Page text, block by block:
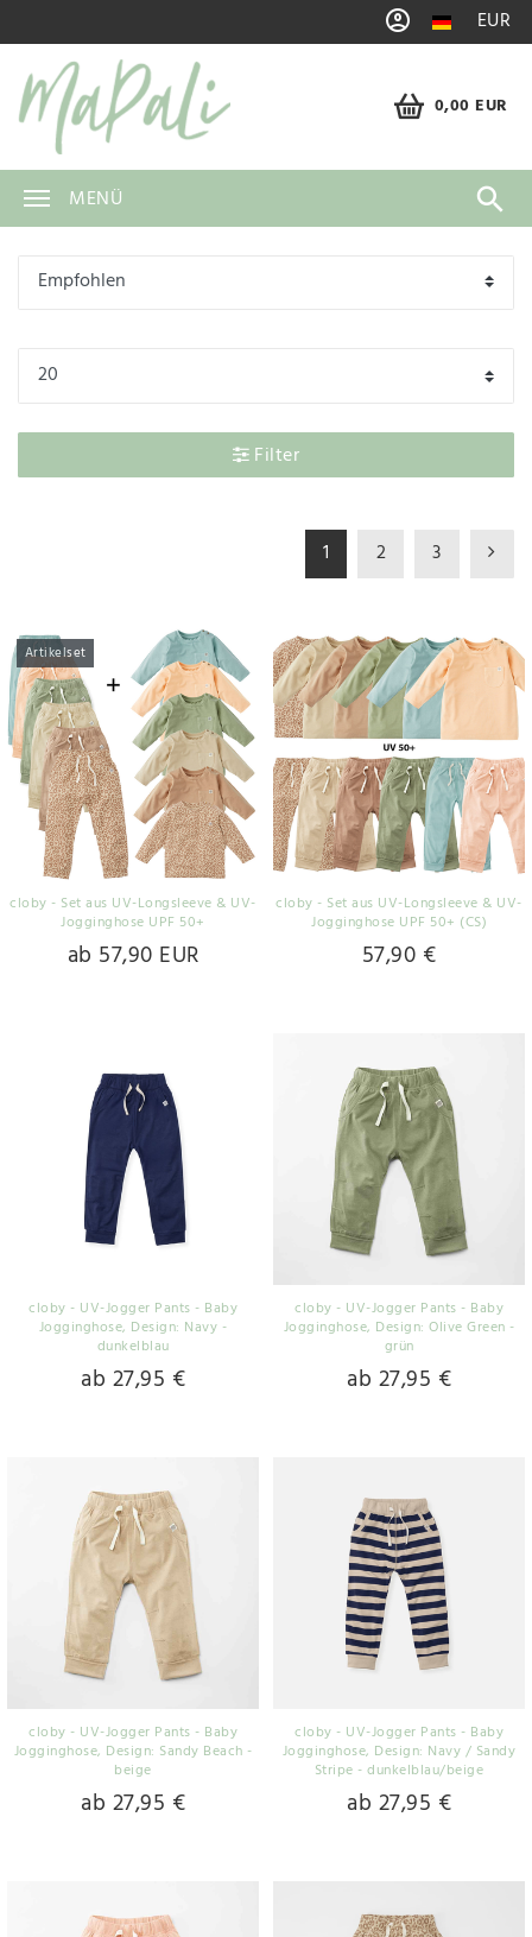
EUR
0,00 EUR
MENÜ
Filter
1 2 3
Artikelset
cloby - Set aus UV-Longsleeve & UV-
Jogginghose UPF 50+
ab 57,90 EUR
cloby - Set aus UV-Longsleeve & UV-
Jogginghose UPF 50+ (CS)
57,90 €
cloby - UV-Jogger Pants - Baby
Jogginghose, Design: Navy -
dunkelblau
ab 27,95 €
cloby - UV-Jogger Pants - Baby
Jogginghose, Design: Olive Green -
grün
ab 27,95 €
cloby - UV-Jogger Pants - Baby
Jogginghose, Design: Sandy Beach -
beige
ab 27,95 €
cloby - UV-Jogger Pants - Baby
Jogginghose, Design: Navy / Sandy
Stripe - dunkelblau/beige
ab 27,95 €